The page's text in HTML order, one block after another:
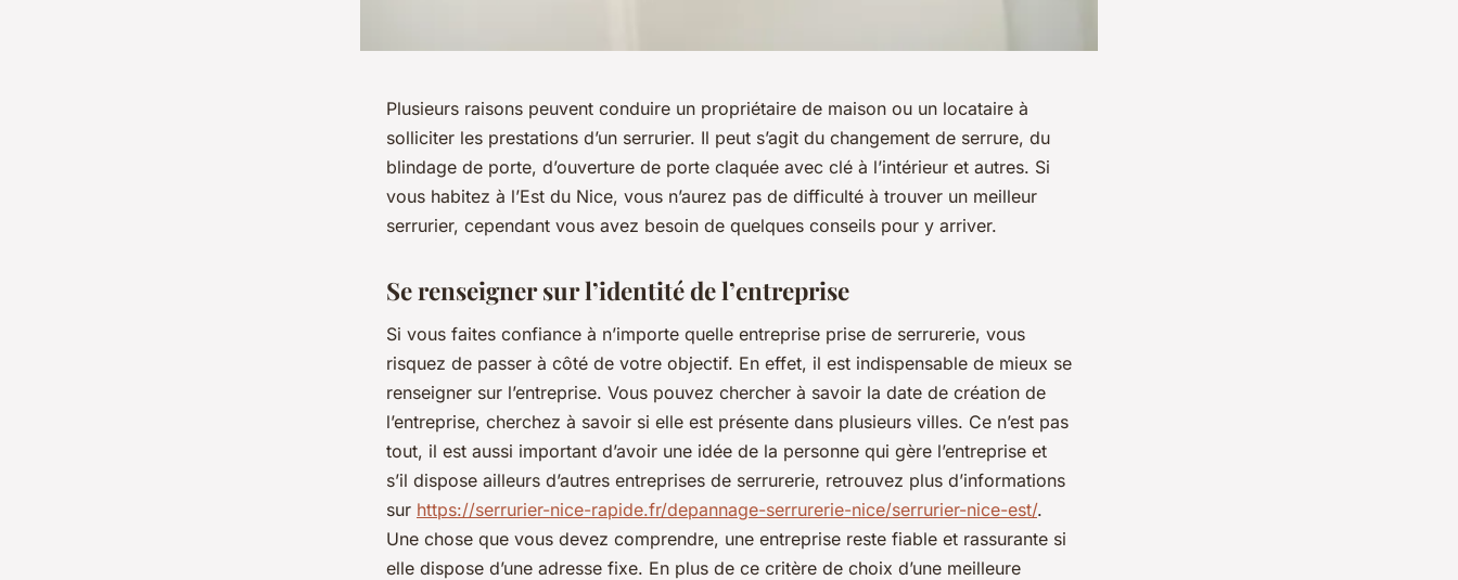
Plusieurs raisons peuvent conduire un propriétaire de maison ou un locataire à
solliciter les prestations d’un serrurier. Il peut s’agit du changement de serrure, du
blindage de porte, d’ouverture de porte claquée avec clé à l’intérieur et autres. Si
vous habitez à l’Est du Nice, vous n’aurez pas de difficulté à trouver un meilleur
serrurier, cependant vous avez besoin de quelques conseils pour y arriver.
Se renseigner sur l’identité de l’entreprise
Si vous faites confiance à n’importe quelle entreprise prise de serrurerie, vous
risquez de passer à côté de votre objectif. En effet, il est indispensable de mieux se
renseigner sur l’entreprise. Vous pouvez chercher à savoir la date de création de
l’entreprise, cherchez à savoir si elle est présente dans plusieurs villes. Ce n’est pas
tout, il est aussi important d’avoir une idée de la personne qui gère l’entreprise et
s’il dispose ailleurs d’autres entreprises de serrurerie, retrouvez plus d’informations
sur https://serrurier-nice-rapide.fr/depannage-serrurerie-nice/serrurier-nice-est/.
Une chose que vous devez comprendre, une entreprise reste fiable et rassurante si
elle dispose d’une adresse fixe. En plus de ce critère de choix d’une meilleure